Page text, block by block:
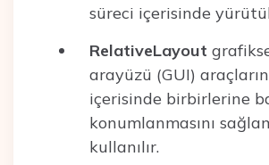
süreci içerisinde
RelativeLayout
arayüzü (GUI)
içerisinde birbirlerine
konumlanmasını
kullanılır.